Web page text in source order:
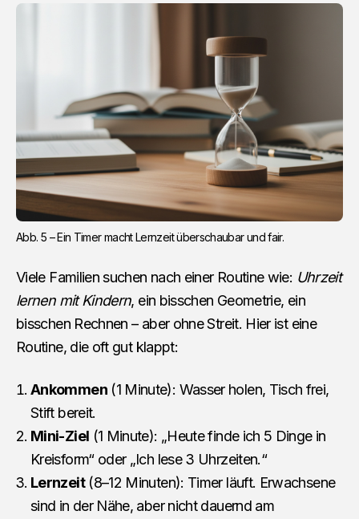
Abb. 5 – Ein Timer macht Lernzeit überschaubar und fair.
Viele Familien suchen nach einer Routine wie: Uhrzeit
lernen mit Kindern, ein bisschen Geometrie, ein
bisschen Rechnen – aber ohne Streit. Hier ist eine
Routine, die oft gut klappt:
Ankommen(1 Minute): Wasser holen, Tisch frei,
Stift bereit.
Mini-Ziel (1 Minute): „Heute finde ich 5 Dinge in
Kreisform“ oder „Ich lese 3 Uhrzeiten.“
Lernzeit(8–12 Minuten): Timer läuft. Erwachsene
sind in der Nähe, aber nicht dauernd am